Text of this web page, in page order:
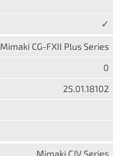
✓
Mimaki CG-FXII Plus Series
0
25.01.18102
Mimaki CJV Series